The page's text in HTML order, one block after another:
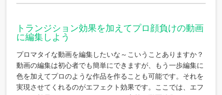
トランジション効果を加えてプロ顔負けの動画
に編集しよう
プロマタイな動画を編集したいな～こいうことありますか？
動画の編集は初心者でも簡単にできますが、もう一歩編集に
色を加えてプロのような作品を作ることも可能です。それを
実現させてくれるのがエフェクト効果です。ここでは、エフ